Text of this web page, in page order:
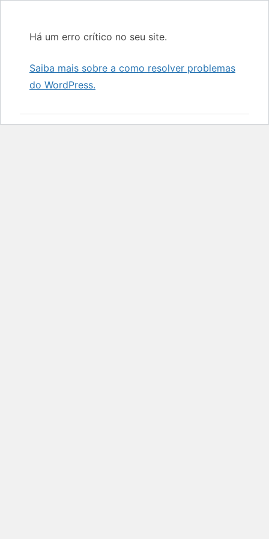
Há um erro crítico no seu site.
Saiba mais sobre a como resolver problemas
do WordPress.